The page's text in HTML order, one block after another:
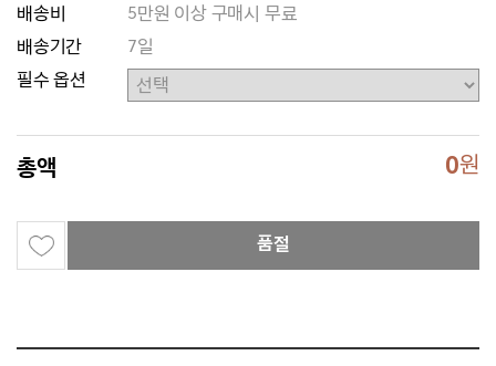
배송비
5만원 이상 구매시 무료
배송기간
7일
필수 옵션
총액 0원
품절